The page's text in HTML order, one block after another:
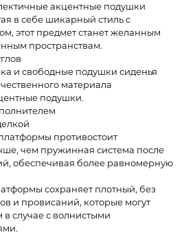
акцентные подушки
в себе шикарный стиль с
этот предмет станет желанным
пространствам.
и свободные подушки сиденья
материала
подушки.
противостоит
чем пружинная система после
обеспечивая более равномерную
сохраняет плотный, без
и провисаний, которые могут
случае с волнистыми